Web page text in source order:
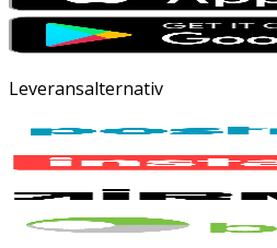
Leveransalternativ